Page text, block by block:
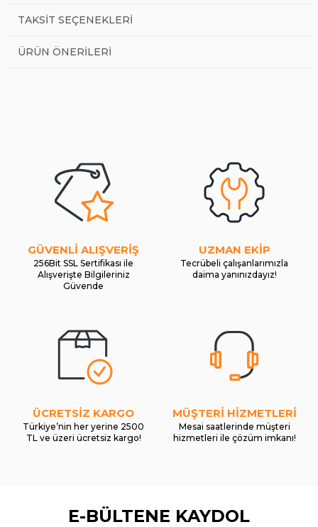
TAKSIT SEÇENEKLERI
ÜRÜN ÖNERILERI
GÜVENLİ ALIŞVERİŞ
256Bit SSL Sertifikası ile
Alışverişte Bilgileriniz
Güvende
UZMAN EKİP
Tecrübeli çalışanlarımızla
daima yanınızdayız!
ÜCRETSİZ KARGO
Türkiye’nin her yerine 2500
TL ve üzeri ücretsiz kargo!
MÜŞTERİ HİZMETLERİ
Mesai saatlerinde müşteri
hizmetleri ile çözüm imkanı!
E-BÜLTENE KAYDOL